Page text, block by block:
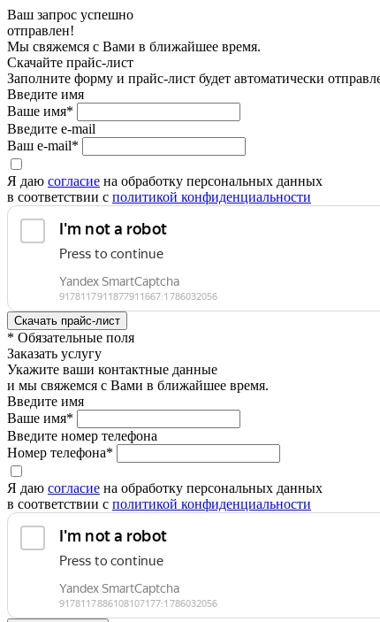
Ваш запрос успешно
отправлен!
Мы свяжемся с Вами в ближайшее время.
Скачайте прайс-лист
Заполните форму и прайс-лист будет автоматически
Введите имя
Ваше имя*
Введите e-mail
Ваш e-mail*
Я даю согласие на обработку персональных данных
в соответствии с политикой конфиденциальности
* Обязательные поля
Заказать услугу
Укажите ваши контактные данные
и мы свяжемся с Вами в ближайшее время.
Введите имя
Ваше имя*
Введите номер телефона
Номер телефона*
Я даю согласие на обработку персональных данных
в соответствии с политикой конфиденциальности